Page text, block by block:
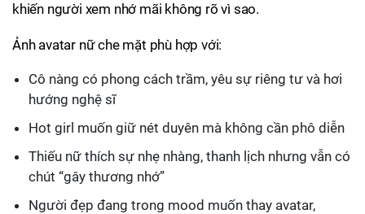
khiến người xem nhớ mãi không rõ vì sao.
Ảnh avatar nữ che mặt phù hợp với:
Cô nàng có phong cách trầm, yêu sự riêng tư và hơi
hướng nghệ sĩ
Hot girl muốn giữ nét duyên mà không cần phô diễn
Thiếu nữ thích sự nhẹ nhàng, thanh lịch nhưng vẫn có
chút “gây thương nhớ”
Người đẹp đang trong mood muốn thay avatar,